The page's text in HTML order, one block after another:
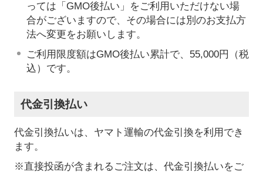
っては「GMO後払い」をご利用いただけない場
合がございますので、その場合には別のお支払方
法へ変更をお願いします。
ご利用限度額はGMO後払い累計で、55,000円（税
込）です。
代金引換払い
代金引換払いは、ヤマト運輸の代金引換を利用でき
ます。
※直接投函が含まれるご注文は、代金引換払いをご